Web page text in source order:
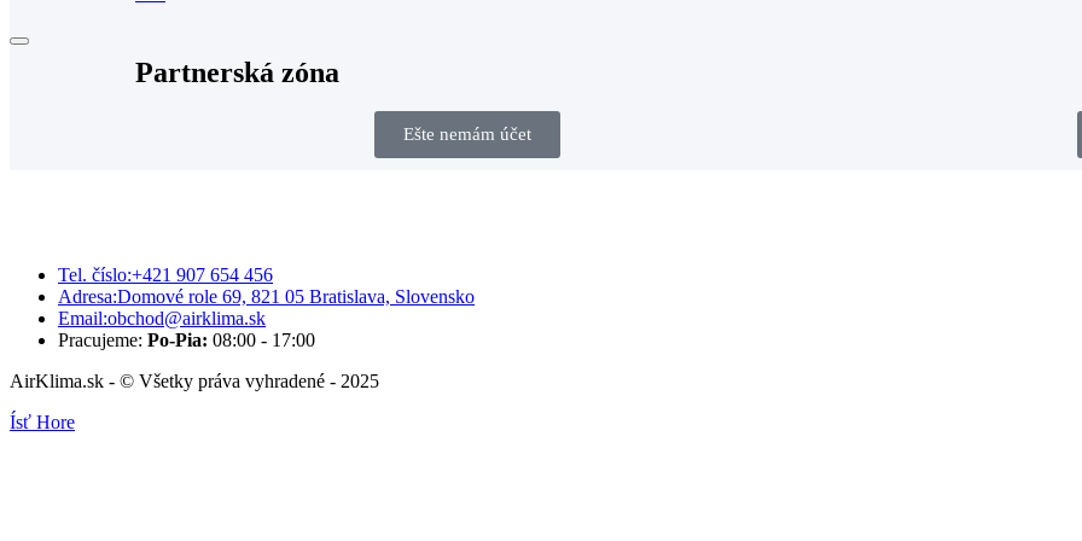
Partnerská zóna
Ešte nemám účet
Tel. číslo:+421 907 654 456
Adresa:Domové role 69, 821 05 Bratislava, Slovensko
Email:obchod@airklima.sk
Pracujeme: Po-Pia: 08:00 - 17:00
AirKlima.sk - © Všetky práva vyhradené - 2025
Ísť Hore